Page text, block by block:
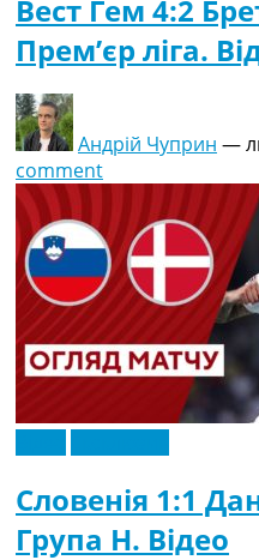
Вест Гем 4:2
Прем’єр ліга.
Андрій Чуприн —
comment
Словенія 1:1
Група H. Відео